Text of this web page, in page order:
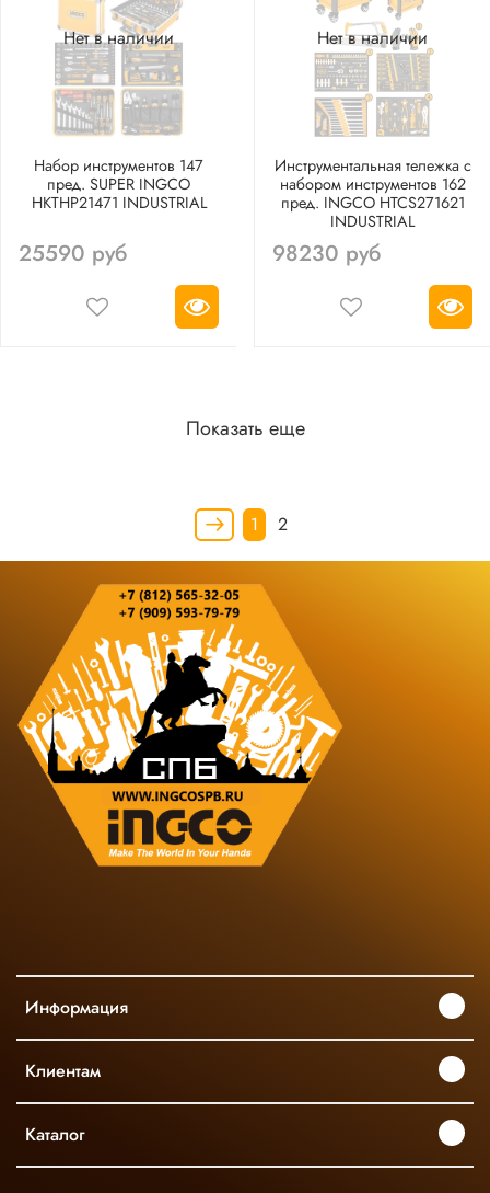
Нет в наличии
Набор инструментов 147
пред. SUPER INGCO
HKTHP21471 INDUSTRIAL
25590 руб
Нет в наличии
Инструментальная тележка с
набором инструментов 162
пред. INGCO HTCS271621
INDUSTRIAL
98230 руб
Показать еще
1 2
Информация
Клиентам
Каталог